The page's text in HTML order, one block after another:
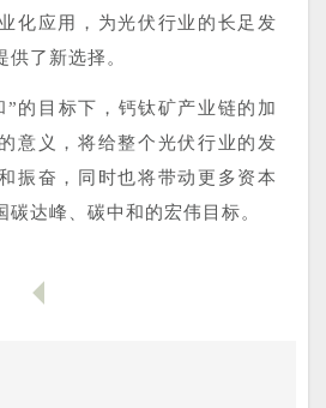
化应用，为光伏行业的长足发
供了新选择。
”的目标下，钙钛矿产业链的加
意义，将给整个光伏行业的发
振奋，同时也将带动更多资本
碳达峰、碳中和的宏伟目标。